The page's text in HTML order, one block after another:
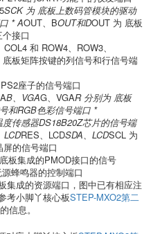
SCK 为 底板上数码管模块的驱动
* AOUT、BOUT和DOUT 为 底板
接口
和 ROW4、ROW3、
板矩阵按键的列信号和行信号端
座子的信号端口
B、VGAG、VGAR 分别为 底板
和RGB色彩信号端口 *
传感器DS18B20Z芯片的信号端
LCDRES、LCDSDA、LCDSCL 为
的信号端口
板集成的PMOD接口的信号
蜂鸣器的控制端口
集成的资源端口，图中已有相应注
考小脚丫核心板STEP-MXO2第二
信息。